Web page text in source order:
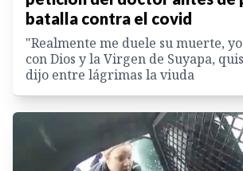
batalla contra el covid
"Realmente me duele su muerte,
con Dios y la Virgen de Suyapa,
dijo entre lágrimas la viuda